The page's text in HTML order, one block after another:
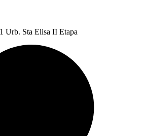
Urb. Sta Elisa II Etapa